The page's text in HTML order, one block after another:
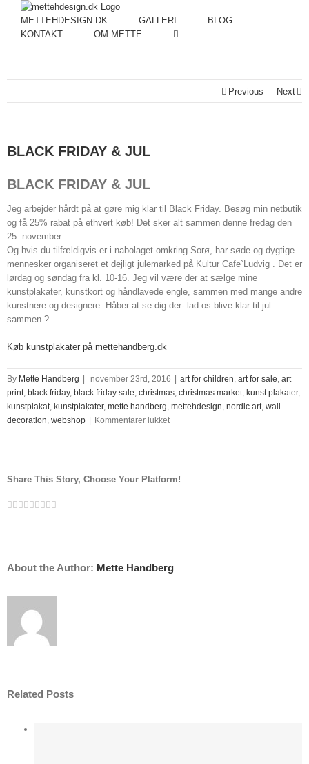
METTEHDESIGN.DK GALLERI
BLOG
KONTAKT
OM METTE
Previous Next
BLACK FRIDAY & JUL
BLACK FRIDAY & JUL
Jeg arbejder hårdt på at gøre mig klar til Black Friday. Besøg min netbutik
og få 25% rabat på ethvert køb! Det sker alt sammen denne fredag ​​den
25. november.
Og hvis du tilfældigvis er i nabolaget omkring Sorø, har søde og dygtige
mennesker organiseret et dejligt julemarked på Kultur Cafe`Ludvig . Det er
lørdag og søndag fra kl. 10-16. Jeg vil være der at sælge mine
kunstplakater, kunstkort og håndlavede engle, sammen med mange andre
kunstnere og designere. Håber at se dig der- lad os blive klar til jul
sammen ?
Køb kunstplakater på mettehandberg.dk
By Mette Handberg november 23rd, 2016 art for children, art for sale, art
print, black friday, black friday sale, christmas, christmas market, kunst plakater,
kunstplakat, kunstplakater, mette handberg, mettehdesign, nordic art, wall
decoration, webshop Kommentarer lukkettil
BLACK
JUL
Share This Story, Choose Your Platform!
Facebook
Twitter
Linkedin
Reddit
Tumblr
Google+
Pinterest
Vk
About the Author: Mette Handberg
Related Posts